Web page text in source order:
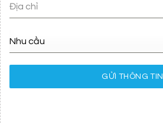
Địa chỉ
Nhu cầu
GỬI THÔNG TIN